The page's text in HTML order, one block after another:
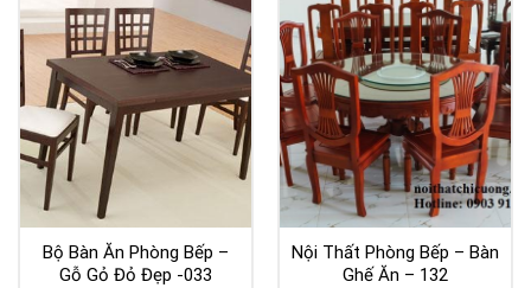
Bộ Bàn Ăn Phòng Bếp –
Gỗ Gỏ Đỏ Đẹp -033
Nội Thất Phòng Bếp – Bàn
Ghế Ăn – 132